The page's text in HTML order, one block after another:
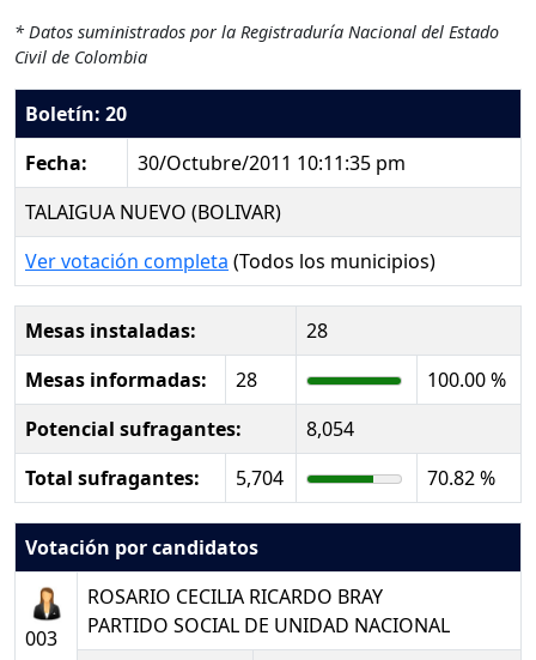
* Datos suministrados por la Registraduría Nacional del Estado
Civil de Colombia
Boletín: 20
Fecha:
30/Octubre/2011 10:11:35 pm
TALAIGUA NUEVO (BOLIVAR)
Ver votación completa (Todos los municipios)
Mesas instaladas:
28
Mesas informadas:
28
100.00 %
Potencial sufragantes:
8,054
Total sufragantes:
5,704 70.82 %
Votación por candidatos
003
ROSARIO CECILIA RICARDO BRAY
PARTIDO SOCIAL DE UNIDAD NACIONAL